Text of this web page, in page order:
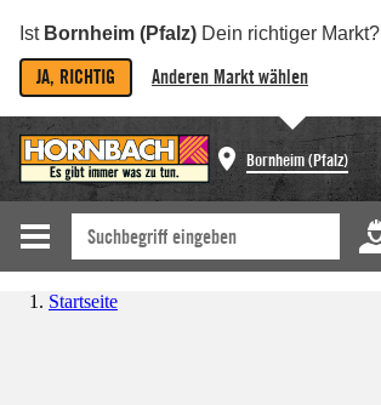
Ist Bornheim (Pfalz) Dein richtiger Markt?
JA, RICHTIG Anderen Markt wählen
Bornheim (Pfalz)
Startseite